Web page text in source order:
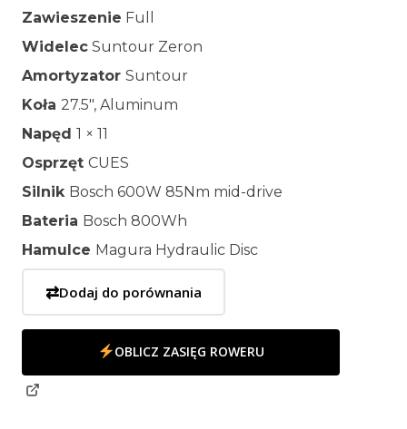
Zawieszenie Full
Widelec Suntour Zeron
Amortyzator Suntour
Koła 27.5″, Aluminum
Napęd 1 × 11
Osprzęt CUES
Silnik Bosch 600W 85Nm mid-drive
Bateria Bosch 800Wh
Hamulce Magura Hydraulic Disc
⇄Dodaj do porównania
OBLICZ ZASIĘG ROWERU